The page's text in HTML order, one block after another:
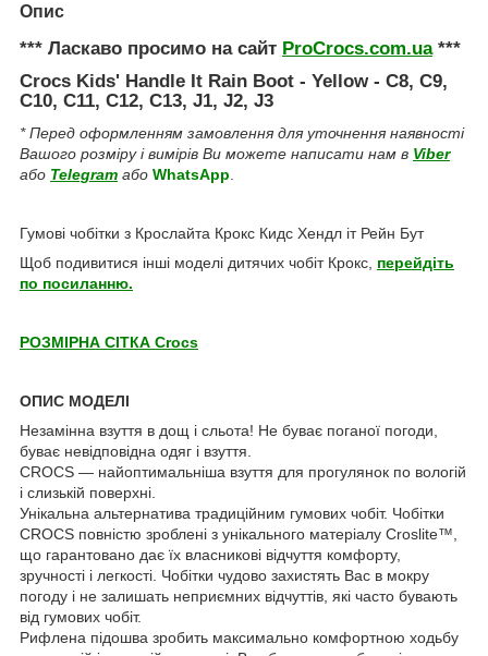
Опис
*** Ласкаво просимо на сайт ProCrocs.com.ua***
Crocs Kids' Handle It Rain Boot - Yellow - C8, C9,
C10, C11, C12, C13, J1, J2, J3
* Перед оформленням замовлення для уточнення наявності
Вашого розміру і вимірів Ви можете написати нам в Viber
або Telegram або WhatsApp.
Гумові чобітки з Крослайта Крокс Кидс Хендл іт Рейн Бут
Щоб подивитися інші моделі дитячих чобіт Крокс, перейдіть
по посиланню.
РОЗМІРНА СІТКА Crocs
ОПИС МОДЕЛІ
Незамінна взуття в дощ і сльота! Не буває поганої погоди,
буває невідповідна одяг і взуття.
CROCS ― найоптимальніша взуття для прогулянок по вологій
і слизькій поверхні.
Унікальна альтернатива традиційним гумових чобіт. Чобітки
CROCS повністю зроблені з унікального матеріалу Croslite™,
що гарантовано дає їх власникові відчуття комфорту,
зручності і легкості. Чобітки чудово захистять Вас в мокру
погоду і не залишать неприємних відчуттів, які часто бувають
від гумових чобіт.
Рифлена підошва зробить максимально комфортною ходьбу